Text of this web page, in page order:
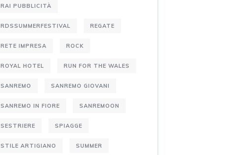
RAI PUBBLICITÀ
RDSSUMMERFESTIVAL REGATE
RETE IMPRESA ROCK
ROYAL HOTEL RUN FOR THE WALES
SANREMO SANREMO GIOVANI
SANREMO IN FIORE SANREMOON
SESTRIERE SPIAGGE
STILE ARTIGIANO SUMMER